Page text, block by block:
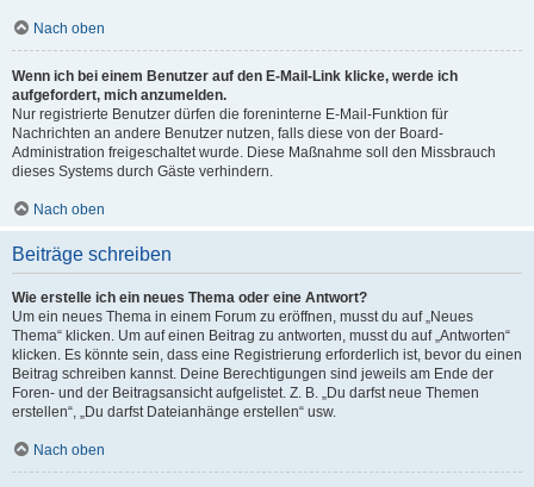
Nach oben
Wenn ich bei einem Benutzer auf den E-Mail-Link klicke, werde ich
aufgefordert, mich anzumelden.
Nur registrierte Benutzer dürfen die foreninterne E-Mail-Funktion für
Nachrichten an andere Benutzer nutzen, falls diese von der Board-
Administration freigeschaltet wurde. Diese Maßnahme soll den Missbrauch
dieses Systems durch Gäste verhindern.
Nach oben
Beiträge schreiben
Wie erstelle ich ein neues Thema oder eine Antwort?
Um ein neues Thema in einem Forum zu eröffnen, musst du auf „Neues
Thema“ klicken. Um auf einen Beitrag zu antworten, musst du auf „Antworten“
klicken. Es könnte sein, dass eine Registrierung erforderlich ist, bevor du einen
Beitrag schreiben kannst. Deine Berechtigungen sind jeweils am Ende der
Foren- und der Beitragsansicht aufgelistet. Z. B. „Du darfst neue Themen
erstellen“, „Du darfst Dateianhänge erstellen“ usw.
Nach oben